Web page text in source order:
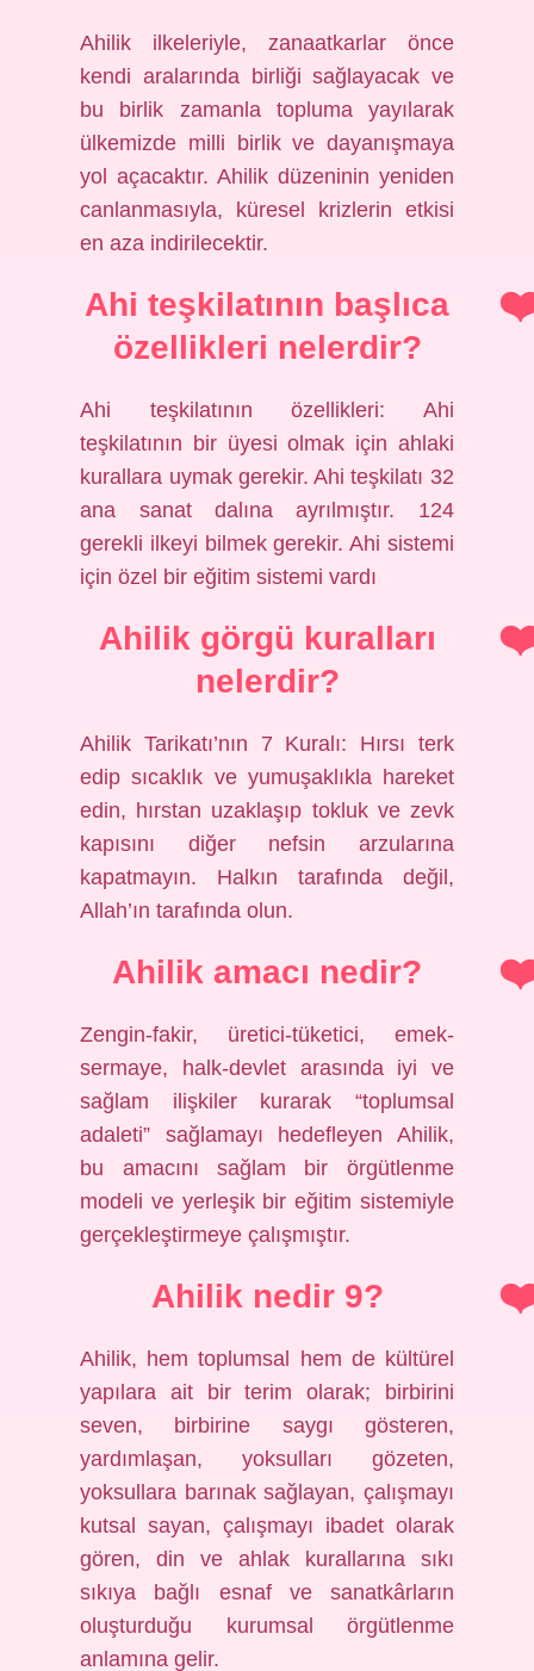
Ahilik ilkeleriyle, zanaatkarlar önce
kendi aralarında birliği sağlayacak ve
bu birlik zamanla topluma yayılarak
ülkemizde milli birlik ve dayanışmaya
yol açacaktır. Ahilik düzeninin yeniden
canlanmasıyla, küresel krizlerin etkisi
en aza indirilecektir.
Ahi teşkilatının başlıca
özellikleri nelerdir?
Ahi teşkilatının özellikleri: Ahi
teşkilatının bir üyesi olmak için ahlaki
kurallara uymak gerekir. Ahi teşkilatı 32
ana sanat dalına ayrılmıştır. 124
gerekli ilkeyi bilmek gerekir. Ahi sistemi
için özel bir eğitim sistemi vardı
Ahilik görgü kuralları
nelerdir?
Ahilik Tarikatı’nın 7 Kuralı: Hırsı terk
edip sıcaklık ve yumuşaklıkla hareket
edin, hırstan uzaklaşıp tokluk ve zevk
kapısını diğer nefsin arzularına
kapatmayın. Halkın tarafında değil,
Allah’ın tarafında olun.
Ahilik amacı nedir?
Zengin-fakir, üretici-tüketici, emek-
sermaye, halk-devlet arasında iyi ve
sağlam ilişkiler kurarak “toplumsal
adaleti” sağlamayı hedefleyen Ahilik,
bu amacını sağlam bir örgütlenme
modeli ve yerleşik bir eğitim sistemiyle
gerçekleştirmeye çalışmıştır.
Ahilik nedir 9?
Ahilik, hem toplumsal hem de kültürel
yapılara ait bir terim olarak; birbirini
seven, birbirine saygı gösteren,
yardımlaşan, yoksulları gözeten,
yoksullara barınak sağlayan, çalışmayı
kutsal sayan, çalışmayı ibadet olarak
gören, din ve ahlak kurallarına sıkı
sıkıya bağlı esnaf ve sanatkârların
oluşturduğu kurumsal örgütlenme
anlamına gelir.